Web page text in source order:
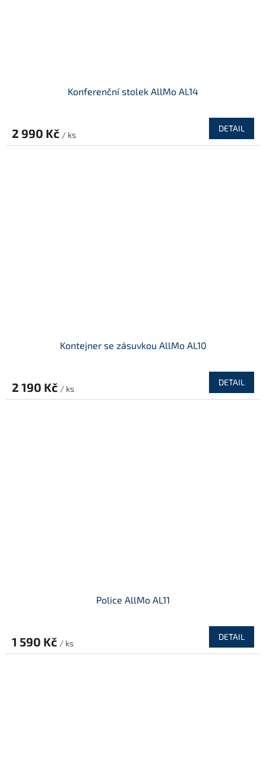
Konferenční stolek AllMo AL14
2 990 Kč / ks
DETAIL
Kontejner se zásuvkou AllMo AL10
2 190 Kč / ks
DETAIL
Police AllMo AL11
1 590 Kč / ks
DETAIL